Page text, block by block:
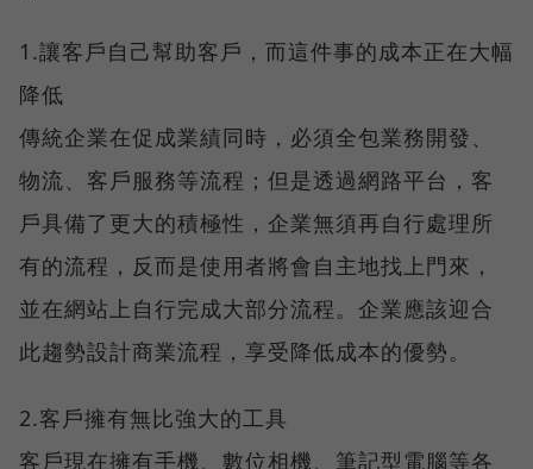
1.讓客戶自己幫助客戶，而這件事的成本正在大幅
降低
傳統企業在促成業績同時，必須全包業務開發、
物流、客戶服務等流程；但是透過網路平台，客
戶具備了更大的積極性，企業無須再自行處理所
有的流程，反而是使用者將會自主地找上門來，
並在網站上自行完成大部分流程。企業應該迎合
此趨勢設計商業流程，享受降低成本的優勢。
2.客戶擁有無比強大的工具
客戶現在擁有手機、數位相機、筆記型電腦等各